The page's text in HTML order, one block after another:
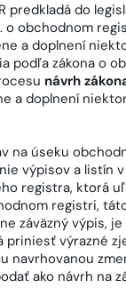
do
o obchodnom
a doplnení
podľa zákona o
návrh
a doplnení
na úseku
výpisov a listín
registra, ktorá
registri,
záväzný výpis,
priniesť výrazné
navrhovanou
ako návrh na